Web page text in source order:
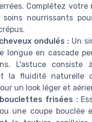
Complétez
soins nourrissants
ondulés : Un
longue en cascade
L'astuce
la fluidité naturelle
un look léger et
frisées :
une coupe bouclée